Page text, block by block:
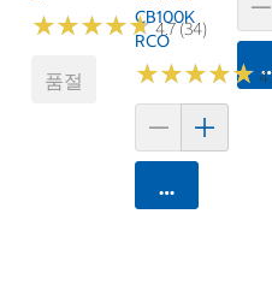
★★★★★
★★★★★4.7 (34)
품절
CB100K
RCO
★★★★★
★★★★★
카트에 담기